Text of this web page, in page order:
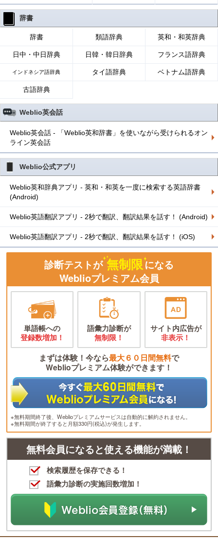
辞書
辞書 類語辞典 英和・和英辞典
日中・中日辞典 日韓・韓日辞典 フランス語辞典
インドネシア語辞典 タイ語辞典 ベトナム語辞典
古語辞典
Weblio英会話
Weblio英会話 - 「Weblio英和辞書」を使いながら受けられるオン
ライン英会話
Weblio公式アプリ
Weblio英和辞典アプリ - 英和・和英を一度に検索する英語辞書
(Android)
Weblio英語翻訳アプリ - 2秒で翻訳、翻訳結果を話す！ (Android)
Weblio英語翻訳アプリ - 2秒で翻訳、翻訳結果を話す！ (iOS)
診断テストが 無制限になる
Weblioプレミアム会員
単語帳への
登録数増加！
語彙力診断が
無制限！
サイト内広告が
非表示！
まずは体験！今なら最大６０日間無料で
Weblioプレミアム体験ができます！
※無料期間終了後、Weblioプレミアムサービスは自動的に解約されません。
※無料期間が終了すると月額330円(税込)が発生します。
無料会員になると使える機能が満載！
検索履歴を保存できる！
語彙力診断の実施回数増加！